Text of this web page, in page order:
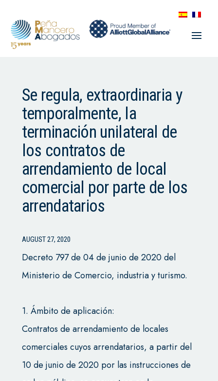
Se regula, extraordinaria y
temporalmente, la
terminación unilateral de
los contratos de
arrendamiento de local
comercial por parte de los
arrendatarios
AUGUST 27, 2020
Decreto 797 de 04 de junio de 2020 del
Ministerio de Comercio, industria y turismo.
1. Ámbito de aplicación:
Contratos de arrendamiento de locales
comerciales cuyos arrendatarios, a partir del
10 de junio de 2020 por las instrucciones de